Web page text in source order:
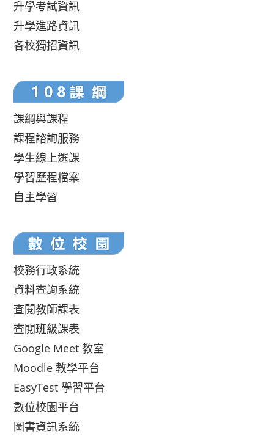
升學考試資訊
升學進路資訊
各校獨招資訊
課綱與課程
課程諮詢服務
學生線上選課
學習歷程檔案
自主學習
校務行政系統
資料查詢系統
查閱教師課表
查閱班級課表
Google Meet 教室
Moodle 教學平台
EasyTest 學習平台
數位校園平台
圖書資訊系統